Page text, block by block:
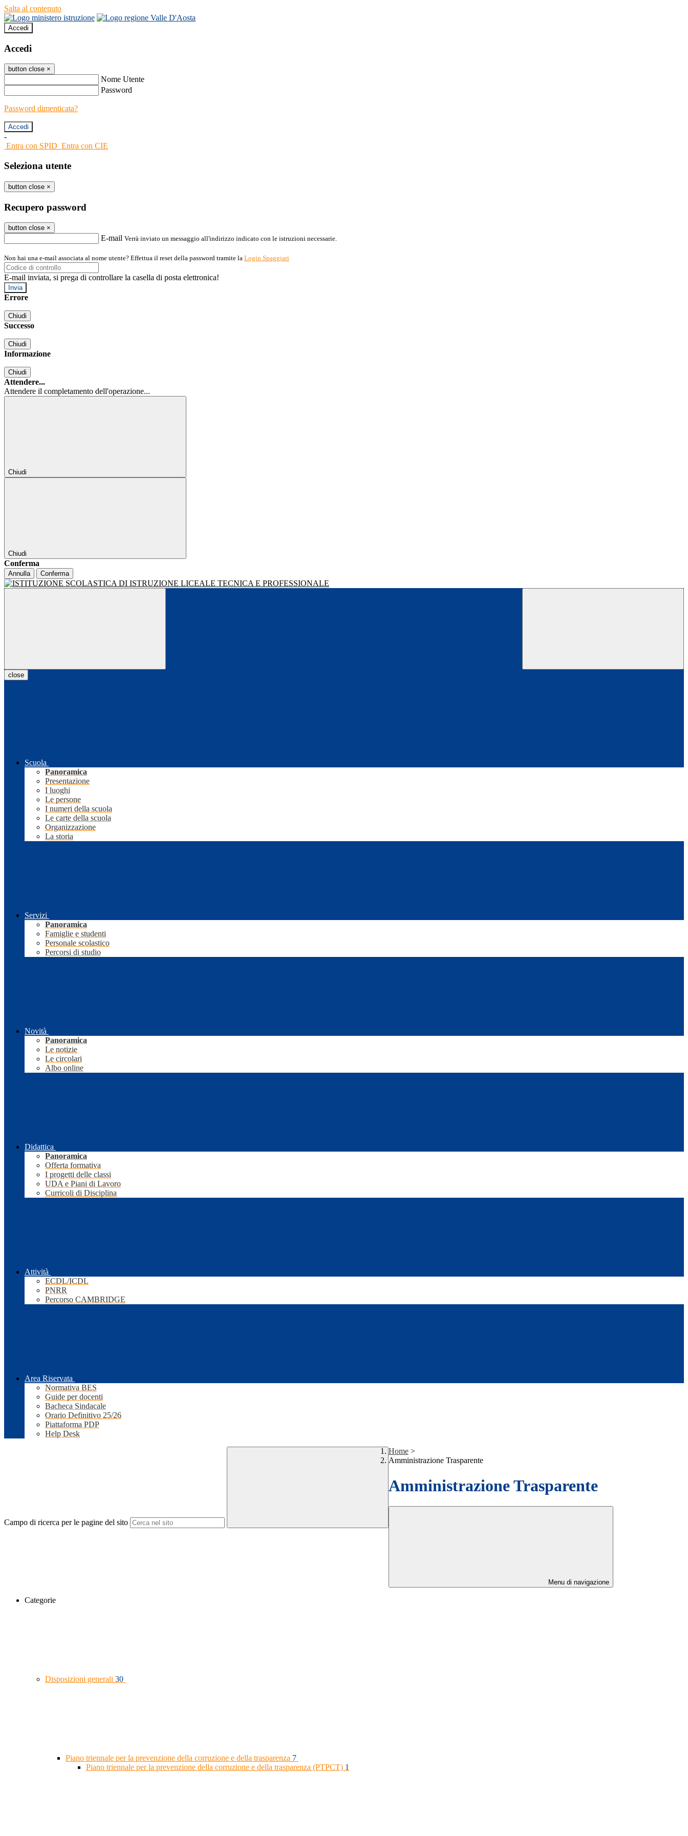
Salta al contenuto
Accedi
Accedi
button close ×
Nome Utente
Password
Password dimenticata?
-
Entra con SPID Entra con CIE
Seleziona utente
button close ×
Recupero password
button close ×
E-mail Verrà inviato un messaggio all'indirizzo indicato con le istruzioni necessarie.
Non hai una e-mail associata al nome utente? Effettua il reset della password tramite la Login Spaggiari
E-mail inviata, si prega di controllare la casella di posta elettronica!
Errore
Chiudi
Successo
Chiudi
Informazione
Chiudi
Attendere...
Attendere il completamento dell'operazione...
Chiudi
Chiudi
Conferma
Annulla Conferma
close
Scuola
Panoramica
Presentazione
I luoghi
Le persone
I numeri della scuola
Le carte della scuola
Organizzazione
La storia
Servizi
Panoramica
Famiglie e studenti
Personale scolastico
Percorsi di studio
Novità
Panoramica
Le notizie
Le circolari
Albo online
Didattica
Panoramica
Offerta formativa
I progetti delle classi
UDA e Piani di Lavoro
Curricoli di Disciplina
Attività
ECDL/ICDL
PNRR
Percorso CAMBRIDGE
Area Riservata
Normativa BES
Guide per docenti
Bacheca Sindacale
Orario Definitivo 25/26
Piattaforma PDP
Help Desk
Campo di ricerca per le pagine del sito
Home >
Amministrazione Trasparente
Amministrazione Trasparente
Menu di navigazione
Categorie
Disposizioni generali 30
Piano triennale per la prevenzione della corruzione e della trasparenza 7
Piano triennale per la prevenzione della corruzione e della trasparenza (PTPCT) 1